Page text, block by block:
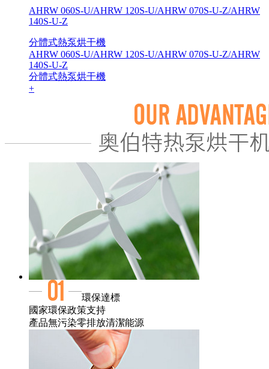
AHRW 060S-U/AHRW 120S-U/AHRW 070S-U-Z/AHRW
140S-U-Z
分體式熱泵烘干機
AHRW 060S-U/AHRW 120S-U/AHRW 070S-U-Z/AHRW
140S-U-Z
分體式熱泵烘干機
+
環保達標
國家環保政策支持
產品無污染零排放清潔能源